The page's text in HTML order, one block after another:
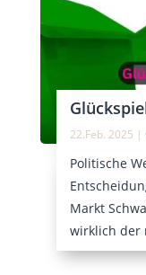
22.Feb. 2025 |
Politische
Markt
wirklich der